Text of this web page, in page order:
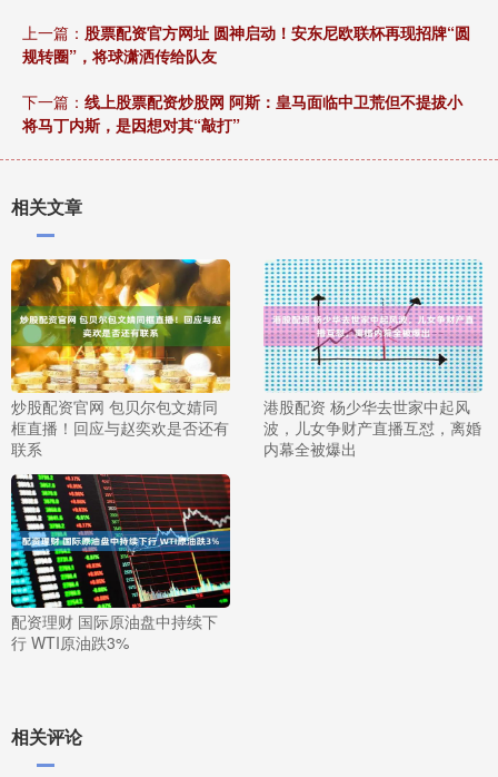
上一篇： 股票配资官方网址 圆神启动！安东尼欧联杯再现招牌“圆
规转圈”，将球潇洒传给队友
下一篇： 线上股票配资炒股网 阿斯：皇马面临中卫荒但不提拔小
将马丁内斯，是因想对其“敲打”
相关文章
炒股配资官网 包贝尔包文婧同
框直播！回应与赵奕欢是否还有
联系
港股配资 杨少华去世家中起风
波，儿女争财产直播互怼，离婚
内幕全被爆出
配资理财 国际原油盘中持续下
行 WTI原油跌3%
相关评论